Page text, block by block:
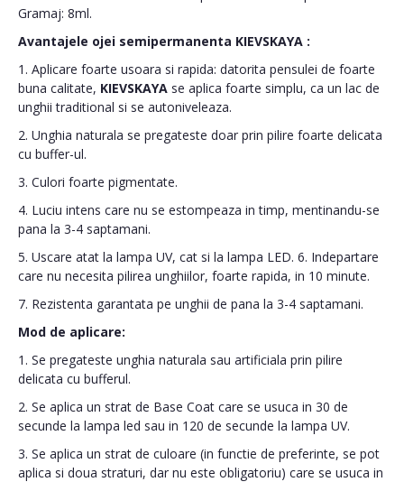
Gramaj: 8ml.
Avantajele ojei semipermanenta KIEVSKAYA :
1. Aplicare foarte usoara si rapida: datorita pensulei de foarte
buna calitate, KIEVSKAYA se aplica foarte simplu, ca un lac de
unghii traditional si se autoniveleaza.
2. Unghia naturala se pregateste doar prin pilire foarte delicata
cu buffer-ul.
3. Culori foarte pigmentate.
4. Luciu intens care nu se estompeaza in timp, mentinandu-se
pana la 3-4 saptamani.
5. Uscare atat la lampa UV, cat si la lampa LED. 6. Indepartare
care nu necesita pilirea unghiilor, foarte rapida, in 10 minute.
7. Rezistenta garantata pe unghii de pana la 3-4 saptamani.
Mod de aplicare:
1. Se pregateste unghia naturala sau artificiala prin pilire
delicata cu bufferul.
2. Se aplica un strat de Base Coat care se usuca in 30 de
secunde la lampa led sau in 120 de secunde la lampa UV.
3. Se aplica un strat de culoare (in functie de preferinte, se pot
aplica si doua straturi, dar nu este obligatoriu) care se usuca in